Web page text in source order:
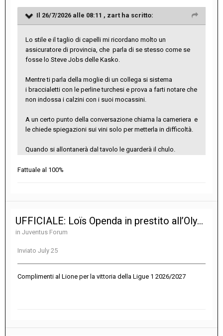
Il 26/7/2026 alle 08:11 , zart ha scritto:
Lo stile e il taglio di capelli mi ricordano molto un
assicuratore di provincia, che parla di se stesso come se
fosse lo Steve Jobs delle Kasko.
Mentre ti parla della moglie di un collega si sistema
i braccialetti con le perline turchesi e prova a farti notare che
non indossa i calzini con i suoi mocassini.
A un certo punto della conversazione chiama la cameriera e
le chiede spiegazioni sui vini solo per metterla in difficoltà.
Quando si allontanerà dal tavolo le guarderà il chulo.
Fattuale al 100%
UFFICIALE: Loïs Openda in prestito all’Olympique Lyonnais
in Juventus Forum
Inviato July 25
Complimenti al Lione per la vittoria della Ligue 1 2026/2027